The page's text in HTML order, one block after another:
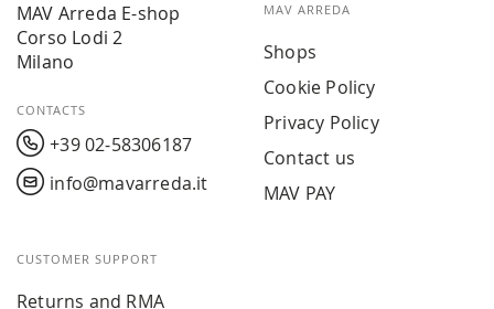
MAV Arreda E-shop
Corso Lodi 2
Milano
CONTACTS
+39 02-58306187
info@mavarreda.it
MAV ARREDA
Shops
Cookie Policy
Privacy Policy
Contact us
MAV PAY
CUSTOMER SUPPORT
Returns and RMA